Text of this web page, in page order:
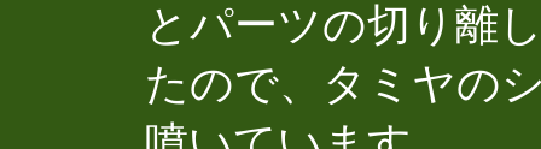
とパーツの切り離
たので、タミヤの